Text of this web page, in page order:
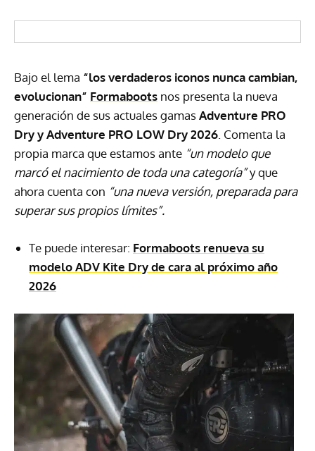
Bajo el lema “los verdaderos iconos nunca cambian,
evolucionan” Formaboots nos presenta la nueva
generación de sus actuales gamasAdventure PRO
Dry y Adventure PRO LOW Dry 2026 . Comenta la
propia marca que estamos ante “un modelo que
marcó el nacimiento de toda una categoría”y que
ahora cuenta con “una nueva versión, preparada para
superar sus propios límites”.
Te puede interesar: Formaboots renueva su
modelo ADV Kite Dry de cara al próximo año
2026